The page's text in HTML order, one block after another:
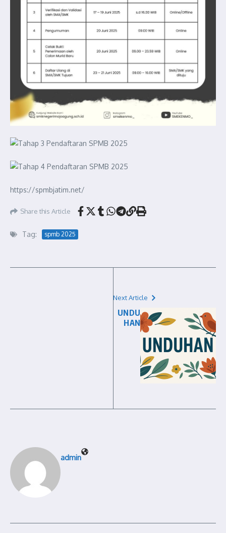
https://spmbjatim.net/
Share this Article
Tag: spmb 2025
Next Article
UNDU
HAN
admin